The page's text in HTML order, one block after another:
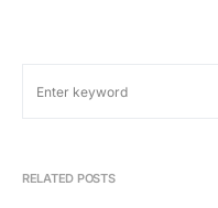
RELATED POSTS